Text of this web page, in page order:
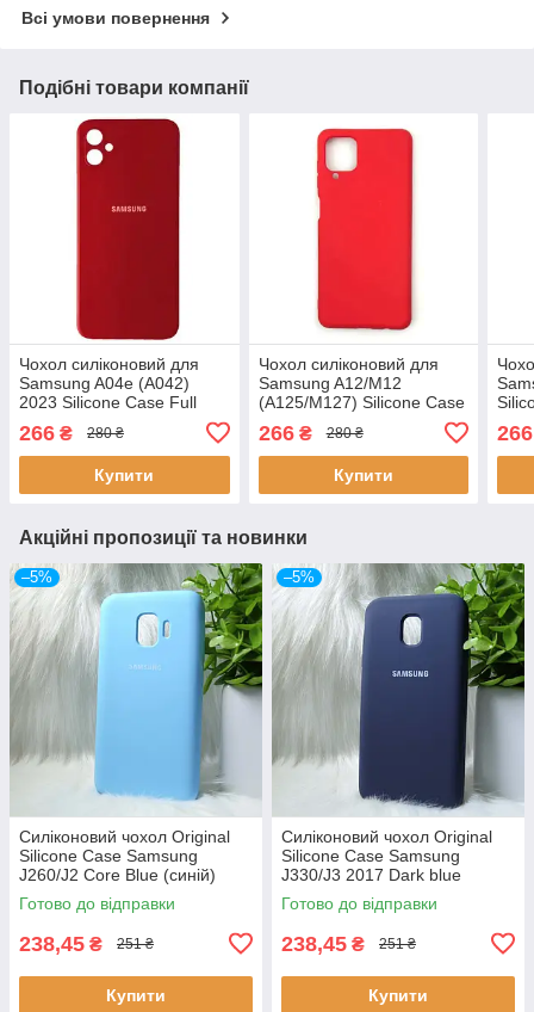
Всі умови повернення
Подібні товари компанії
Чохол силіконовий для
Samsung A04e (A042)
2023 Silicone Case Full
266 ₴ 280 ₴
Купити
Чохол силіконовий для
Samsung A12/M12
(A125/M127) Silicone Case
266₴ 280 ₴
Купити
266
Акційні пропозиції та новинки
–5%
Силіконовий чохол Original
Silicone Case Samsung
J260/J2 Core Blue (синій)
Готово до відправки
238,45 ₴ 251 ₴
Купити
–5%
Силіконовий чохол Original
Silicone Case Samsung
J330/J3 2017 Dark blue
(темно-синій)
Готово до відправки
238,45 ₴ 251 ₴
Купити